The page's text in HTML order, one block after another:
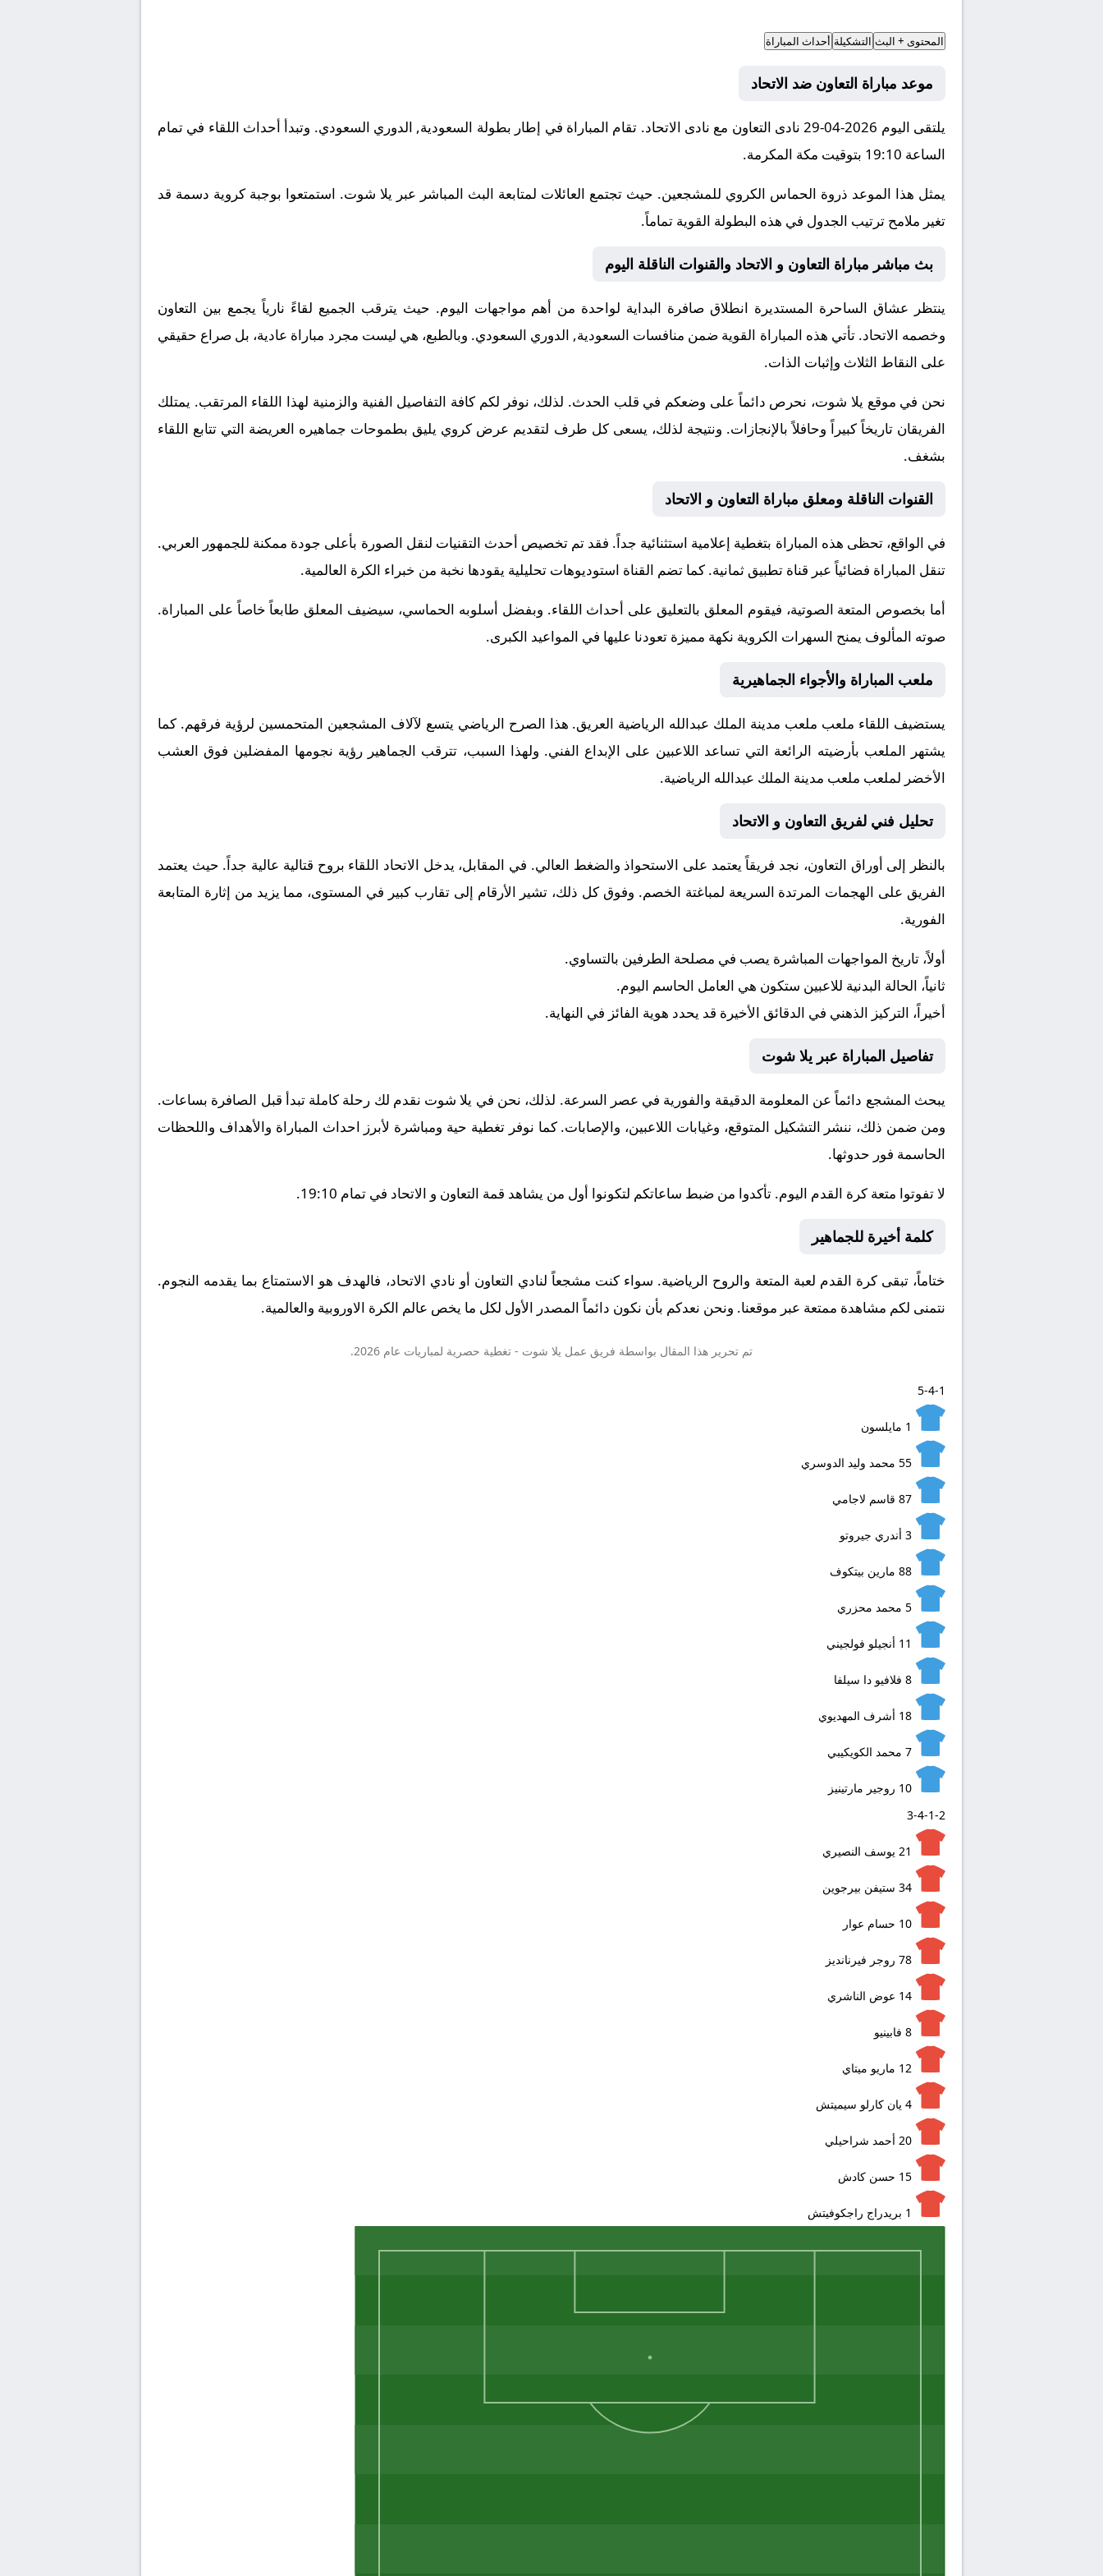
المحتوى + البث التشكيلة أحداث المباراة
موعد مباراة التعاون ضد الاتحاد
يلتقى اليوم 2026-04-29 نادى التعاون مع نادى الاتحاد. تقام المباراة في إطار بطولة السعودية, الدوري السعودي. وتبدأ أحداث اللقاء في تمام
الساعة 19:10 بتوقيت مكة المكرمة.
يمثل هذا الموعد ذروة الحماس الكروي للمشجعين. حيث تجتمع العائلات لمتابعة البث المباشر عبر يلا شوت. استمتعوا بوجبة كروية دسمة قد
تغير ملامح ترتيب الجدول في هذه البطولة القوية تماماً.
بث مباشر مباراة التعاون و الاتحاد والقنوات الناقلة اليوم
ينتظر عشاق الساحرة المستديرة انطلاق صافرة البداية لواحدة من أهم مواجهات اليوم. حيث يترقب الجميع لقاءً نارياً يجمع بين التعاون
وخصمه الاتحاد. تأتي هذه المباراة القوية ضمن منافسات السعودية, الدوري السعودي. وبالطبع، هي ليست مجرد مباراة عادية، بل صراع حقيقي
على النقاط الثلاث وإثبات الذات.
نحن في موقع يلا شوت، نحرص دائماً على وضعكم في قلب الحدث. لذلك، نوفر لكم كافة التفاصيل الفنية والزمنية لهذا اللقاء المرتقب. يمتلك
الفريقان تاريخاً كبيراً وحافلاً بالإنجازات. ونتيجة لذلك، يسعى كل طرف لتقديم عرض كروي يليق بطموحات جماهيره العريضة التي تتابع اللقاء
بشغف.
القنوات الناقلة ومعلق مباراة التعاون و الاتحاد
في الواقع، تحظى هذه المباراة بتغطية إعلامية استثنائية جداً. فقد تم تخصيص أحدث التقنيات لنقل الصورة بأعلى جودة ممكنة للجمهور العربي.
تنقل المباراة فضائياً عبر قناة تطبيق ثمانية. كما تضم القناة استوديوهات تحليلية يقودها نخبة من خبراء الكرة العالمية.
أما بخصوص المتعة الصوتية، فيقوم المعلق بالتعليق على أحداث اللقاء. وبفضل أسلوبه الحماسي، سيضيف المعلق طابعاً خاصاً على المباراة.
صوته المألوف يمنح السهرات الكروية نكهة مميزة تعودنا عليها في المواعيد الكبرى.
ملعب المباراة والأجواء الجماهيرية
يستضيف اللقاء ملعب ملعب مدينة الملك عبدالله الرياضية العريق. هذا الصرح الرياضي يتسع لآلاف المشجعين المتحمسين لرؤية فرقهم. كما
يشتهر الملعب بأرضيته الرائعة التي تساعد اللاعبين على الإبداع الفني. ولهذا السبب، تترقب الجماهير رؤية نجومها المفضلين فوق العشب
الأخضر لملعب ملعب مدينة الملك عبدالله الرياضية.
تحليل فني لفريق التعاون و الاتحاد
بالنظر إلى أوراق التعاون، نجد فريقاً يعتمد على الاستحواذ والضغط العالي. في المقابل، يدخل الاتحاد اللقاء بروح قتالية عالية جداً. حيث يعتمد
الفريق على الهجمات المرتدة السريعة لمباغتة الخصم. وفوق كل ذلك، تشير الأرقام إلى تقارب كبير في المستوى، مما يزيد من إثارة المتابعة
الفورية.
أولاً، تاريخ المواجهات المباشرة يصب في مصلحة الطرفين بالتساوي.
ثانياً، الحالة البدنية للاعبين ستكون هي العامل الحاسم اليوم.
أخيراً، التركيز الذهني في الدقائق الأخيرة قد يحدد هوية الفائز في النهاية.
تفاصيل المباراة عبر يلا شوت
يبحث المشجع دائماً عن المعلومة الدقيقة والفورية في عصر السرعة. لذلك، نحن في يلا شوت نقدم لك رحلة كاملة تبدأ قبل الصافرة بساعات.
ومن ضمن ذلك، ننشر التشكيل المتوقع، وغيابات اللاعبين، والإصابات. كما نوفر تغطية حية ومباشرة لأبرز احداث المباراة والأهداف واللحظات
الحاسمة فور حدوثها.
لا تفوتوا متعة كرة القدم اليوم. تأكدوا من ضبط ساعاتكم لتكونوا أول من يشاهد قمة التعاون و الاتحاد في تمام 19:10.
كلمة أخيرة للجماهير
ختاماً، تبقى كرة القدم لعبة المتعة والروح الرياضية. سواء كنت مشجعاً لنادي التعاون أو نادي الاتحاد، فالهدف هو الاستمتاع بما يقدمه النجوم.
نتمنى لكم مشاهدة ممتعة عبر موقعنا. ونحن نعدكم بأن نكون دائماً المصدر الأول لكل ما يخص عالم الكرة الاوروبية والعالمية.
تم تحرير هذا المقال بواسطة فريق عمل يلا شوت - تغطية حصرية لمباريات عام 2026.
5-4-1
1 مايلسون
55 محمد وليد الدوسري
87 قاسم لاجامي
3 أندري جيروتو
88 مارين بيتكوف
5 محمد محزري
11 أنجيلو فولجيني
8 فلافيو دا سيلفا
18 أشرف المهديوي
7 محمد الكويكيبي
10 روجير مارتينيز
3-4-1-2
21 يوسف النصيري
34 ستيفن بيرجوين
10 حسام عوار
78 روجر فيرنانديز
14 عوض الناشري
8 فابينيو
12 ماريو ميتاي
4 يان كارلو سيميتش
20 أحمد شراحيلي
15 حسن كادش
1 بريدراج راجكوفيتش